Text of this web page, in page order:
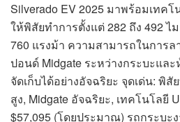
Silverado EV 2025 มาพร้อมเทคโ
ให้พิสัยทำการตั้งแต่ 282 ถึง 492 ไ
760 แรงม้า ความสามารถในการล
ปอนด์ Midgate ระหว่างกระบะแล
จัดเก็บได้อย่างอัจฉริยะ จุดเด่น: พิ
สูง, Midgate อัจฉริยะ, เทคโนโลยี
$57,095 (โดยประมาณ) รถกระบะ